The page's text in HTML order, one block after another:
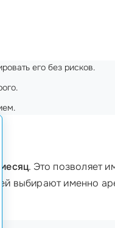
его без рисков.
месяц. Это позволяет
выбирают именно